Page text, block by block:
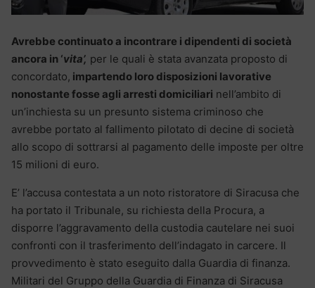
Avrebbe continuato a incontrare i dipendenti di società
ancora in ‘vita’, per le quali è stata avanzata proposto di
concordato, impartendo loro disposizioni lavorative
nonostante fosse agli arresti domiciliari nell’ambito di
un’inchiesta su un presunto sistema criminoso che
avrebbe portato al fallimento pilotato di decine di società
allo scopo di sottrarsi al pagamento delle imposte per oltre
15 milioni di euro.
E’ l’accusa contestata a un noto ristoratore di Siracusa che
ha portato il Tribunale, su richiesta della Procura, a
disporre l’aggravamento della custodia cautelare nei suoi
confronti con il trasferimento dell’indagato in carcere. Il
provvedimento è stato eseguito dalla Guardia di finanza.
Militari del Gruppo della Guardia di Finanza di Siracusa